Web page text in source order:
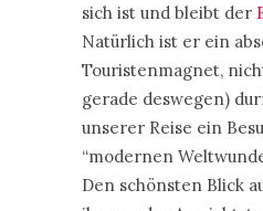
sich ist und bleibt der
Natürlich ist er ein
Touristenmagnet,
gerade deswegen)
unserer Reise ein
“modernen
Den schönsten Blick